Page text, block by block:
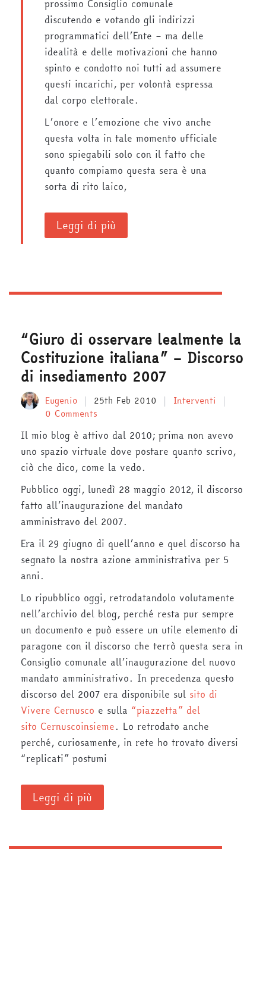
prossimo Consiglio comunale
discutendo e votando gli indirizzi
programmatici dell’Ente – ma delle
idealità e delle motivazioni che hanno
spinto e condotto noi tutti ad assumere
questi incarichi, per volontà espressa
dal corpo elettorale.
L’onore e l’emozione che vivo anche
questa volta in tale momento ufficiale
sono spiegabili solo con il fatto che
quanto compiamo questa sera è una
sorta di rito laico,
Leggi di più
“Giuro di osservare lealmente la
Costituzione italiana” – Discorso
di insediamento 2007
Eugenio 25th Feb 2010
Interventi
0 Comments
Il mio blog è attivo dal 2010; prima non avevo
uno spazio virtuale dove postare quanto scrivo,
ciò che dico, come la vedo.
Pubblico oggi, lunedì 28 maggio 2012, il discorso
fatto all’inaugurazione del mandato
amministravo del 2007.
Era il 29 giugno di quell’anno e quel discorso ha
segnato la nostra azione amministrativa per 5
anni.
Lo ripubblico oggi, retrodatandolo volutamente
nell’archivio del blog, perché resta pur sempre
un documento e può essere un utile elemento di
paragone con il discorso che terrò questa sera in
Consiglio comunale all’inaugurazione del nuovo
mandato amministrativo. In precedenza questo
discorso del 2007 era disponibile sul sito di
Vivere Cernusco e sulla “piazzetta” del
sito Cernuscoinsieme. Lo retrodato anche
perché, curiosamente, in rete ho trovato diversi
“replicati” postumi
Leggi di più